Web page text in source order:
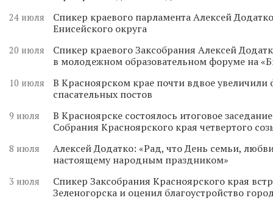
24 июля
Спикер краевого парламента Алексей
Енисейского округа
20 июля
Спикер краевого Заксобрания Алексей
в молодежном образовательном форуме на
10 июля
В Красноярском крае почти вдвое
спасательных постов
9 июля
В Красноярске состоялось итоговое
Собрания Красноярского края четвертого
8 июля
Алексей Додатко: «Рад, что День семьи,
настоящему народным праздником»
3 июля
Спикер Заксобрания Красноярского края
Зеленогорска и оценил благоустройство